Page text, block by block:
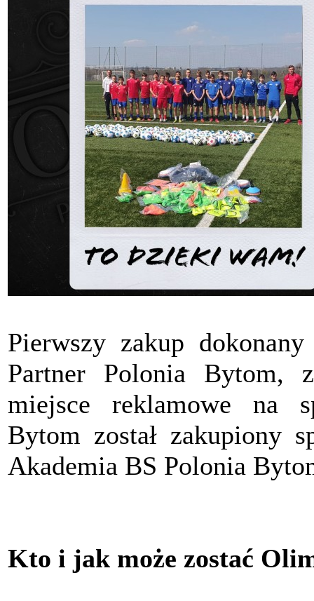
Pierwszy zakup
Partner Polonia Bytom,
miejsce reklamowe na
Bytom został zakupiony
Akademia BS Polonia
Kto i jak może zostać